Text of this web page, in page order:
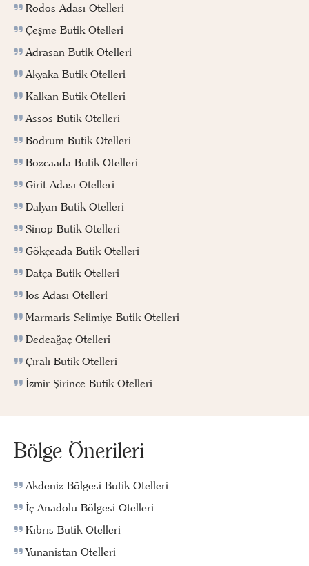
Rodos Adası Otelleri
Çeşme Butik Otelleri
Adrasan Butik Otelleri
Akyaka Butik Otelleri
Kalkan Butik Otelleri
Assos Butik Otelleri
Bodrum Butik Otelleri
Bozcaada Butik Otelleri
Girit Adası Otelleri
Dalyan Butik Otelleri
Sinop Butik Otelleri
Gökçeada Butik Otelleri
Datça Butik Otelleri
Ios Adası Otelleri
Marmaris Selimiye Butik Otelleri
Dedeağaç Otelleri
Çıralı Butik Otelleri
İzmir Şirince Butik Otelleri
Bölge Önerileri
Akdeniz Bölgesi Butik Otelleri
İç Anadolu Bölgesi Otelleri
Kıbrıs Butik Otelleri
Yunanistan Otelleri